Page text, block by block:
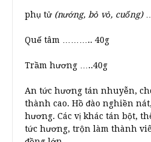
phụ tử (nướng, bỏ vỏ, cuống)
Quế tâm ……….. 40g
Trầm hương …..40g
An tức hương tán nhuyễn,
thành cao. Hồ đào nghiền
hương. Các vị khác tán bột,
tức hương, trộn làm thành